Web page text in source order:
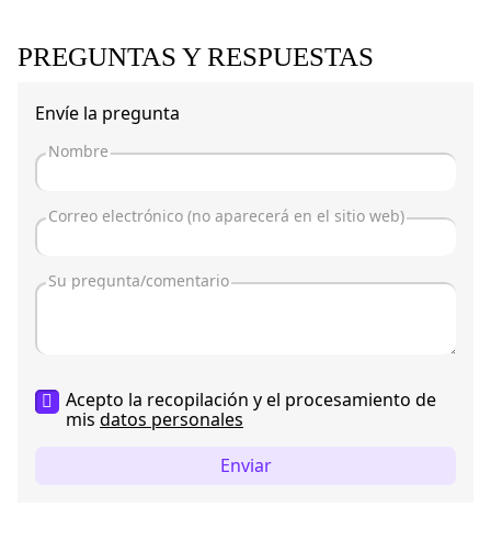
PREGUNTAS Y RESPUESTAS
Envíe la pregunta
Acepto la recopilación y el procesamiento de
mis datos personales
Enviar